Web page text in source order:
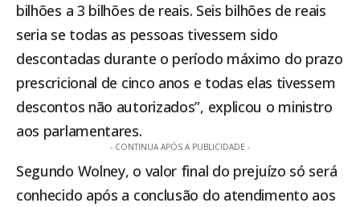
bilhões a 3 bilhões de reais. Seis bilhões de reais
seria se todas as pessoas tivessem sido
descontadas durante o período máximo do prazo
prescricional de cinco anos e todas elas tivessem
descontos não autorizados”, explicou o ministro
aos parlamentares.
- CONTINUA APÓS A PUBLICIDADE -
Segundo Wolney, o valor final do prejuízo só será
conhecido após a conclusão do atendimento aos